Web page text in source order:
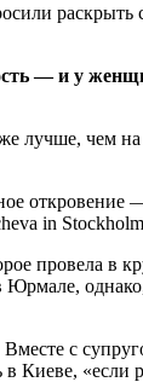
раскрыть
— и у
чем на
in
провела в
с
Киеве, «если